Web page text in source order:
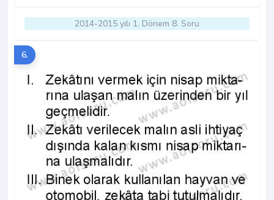
2014-2015 yılı 1. Dönem 8. Soru
6.